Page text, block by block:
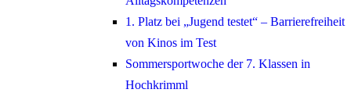
1. Platz bei „Jugend testet“ – Barrierefreiheit
von Kinos im Test
Sommersportwoche der 7. Klassen in
Hochkrimml